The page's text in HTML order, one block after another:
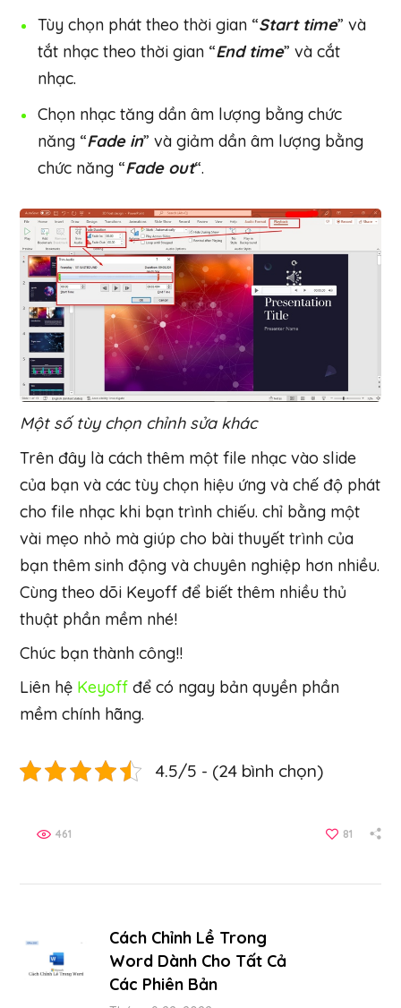
Tùy chọn phát theo thời gian “Start time” và
tắt nhạc theo thời gian “End time” và cắt
nhạc.
Chọn nhạc tăng dần âm lượng bằng chức
năng “Fade in” và giảm dần âm lượng bằng
chức năng “Fade out“.
Một số tùy chọn chỉnh sửa khác
Trên đây là cách thêm một file nhạc vào slide
của bạn và các tùy chọn hiệu ứng và chế độ phát
cho file nhạc khi bạn trình chiếu. chỉ bằng một
vài mẹo nhỏ mà giúp cho bài thuyết trình của
bạn thêm sinh động và chuyên nghiệp hơn nhiều.
Cùng theo dõi Keyoff để biết thêm nhiều thủ
thuật phần mềm nhé!
Chúc bạn thành công!!
Liên hệ Keyoff để có ngay bản quyền phần
mềm chính hãng.
4.5/5 - (24 bình chọn)
81
461
Cách Chỉnh Lề Trong
Word Dành Cho Tất Cả
Các Phiên Bản